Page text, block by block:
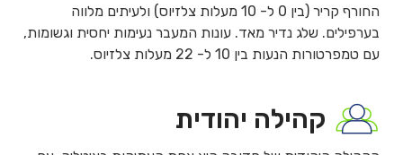
החורף קריר (בין 0 ל- 10 מעלות צלזיוס) ולעיתים מלווה
בערפילים. שלג נדיר מאד. עונות המעבר נעימות יחסית וגשומות,
עם טמפרטורות הנעות בין 10 ל- 22 מעלות צלזיוס.
קהילה יהודית